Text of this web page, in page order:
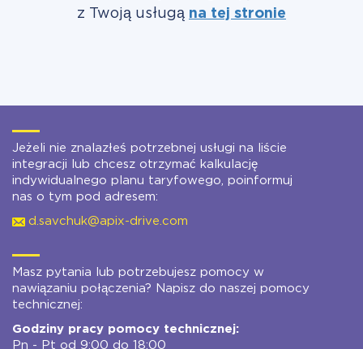
z Twoją usługą na tej stronie
Jeżeli nie znalazłeś potrzebnej usługi na liście
integracji lub chcesz otrzymać kalkulację
indywidualnego planu taryfowego, poinformuj
nas o tym pod adresem:
d.savchuk@apix-drive.com
Masz pytania lub potrzebujesz pomocy w
nawiązaniu połączenia? Napisz do naszej pomocy
technicznej:
Godziny pracy pomocy technicznej:
Pn - Pt od 9:00 do 18:00